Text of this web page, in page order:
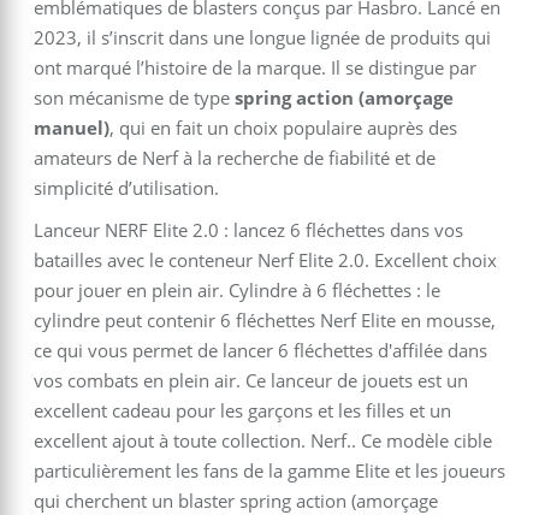
emblématiques de blasters conçus par Hasbro. Lancé en
2023, il s’inscrit dans une longue lignée de produits qui
ont marqué l’histoire de la marque. Il se distingue par
son mécanisme de type spring action (amorçage
manuel), qui en fait un choix populaire auprès des
amateurs de Nerf à la recherche de fiabilité et de
simplicité d’utilisation.
Lanceur NERF Elite 2.0 : lancez 6 fléchettes dans vos
batailles avec le conteneur Nerf Elite 2.0. Excellent choix
pour jouer en plein air. Cylindre à 6 fléchettes : le
cylindre peut contenir 6 fléchettes Nerf Elite en mousse,
ce qui vous permet de lancer 6 fléchettes d'affilée dans
vos combats en plein air. Ce lanceur de jouets est un
excellent cadeau pour les garçons et les filles et un
excellent ajout à toute collection. Nerf.. Ce modèle cible
particulièrement les fans de la gamme Elite et les joueurs
qui cherchent un blaster spring action (amorçage